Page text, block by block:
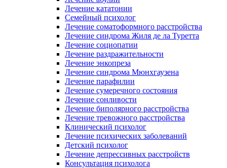
Лечение кататонии
Семейный психолог
Лечение соматоформного расстройства
Лечение синдрома Жиля де ла Туретта
Лечение социопатии
Лечение раздражительности
Лечение энкопреза
Лечение синдрома Мюнхгаузена
Лечение парафилии
Лечение сумеречного состояния
Лечение сонливости
Лечение биполярного расстройства
Лечение тревожного расстройства
Клинический психолог
Лечение психических заболеваний
Детский психолог
Лечение депрессивных расстройств
Консультация психолога